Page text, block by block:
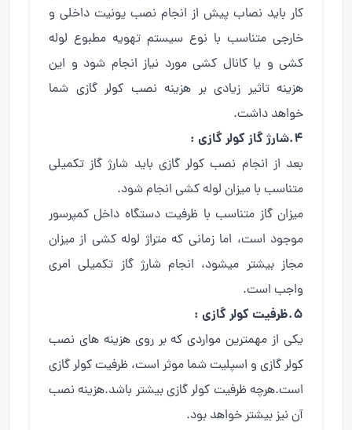
کار باید نصاب پیش از انجام نصب یونیت داخلی و
خارجی متناسب با نوع سیستم تهویه مطبوع لوله
کشی و یا کانال کشی مورد نیاز انجام شود و این
هزینه تاثیر زیادی بر هزینه نصب کولر گازی شما
خواهد داشت.
۴.شارژ گاز کولر گازی :
بعد از انجام نصب کولر گازی باید شارژ گاز تکمیلی
متناسب با میزان لوله کشی انجام شود.
میزان گاز متناسب با ظرفیت دستگاه داخل کمپرسور
موجود است، اما زمانی که متراژ لوله کشی از میزان
مجاز بیشتر میشود، انجام شارژ گاز تکمیلی امری
واجب است.
۵.ظرفیت کولر گازی :
یکی از مهمترین مواردی که بر روی هزینه های نصب
کولر گازی و اسپلیت شما موثر است، ظرفیت کولر گازی
است.هرچه ظرفیت کولر گازی بیشتر باشد.هزینه نصب
آن نیز بیشتر خواهد بود.